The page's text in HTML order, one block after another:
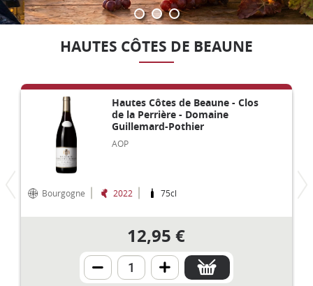
HAUTES CÔTES DE BEAUNE
Hautes Côtes de Beaune - Clos
de la Perrière - Domaine
Guillemard-Pothier
AOP
Bourgogne 2022 75cl
12,95 €